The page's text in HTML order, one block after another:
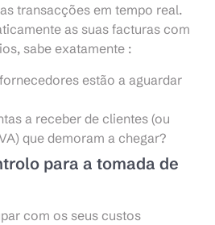
transacções em tempo real.
as suas facturas com
sabe exatamente :
estão a aguardar
a receber de clientes (ou
que demoram a chegar?
para a tomada de
com os seus custos